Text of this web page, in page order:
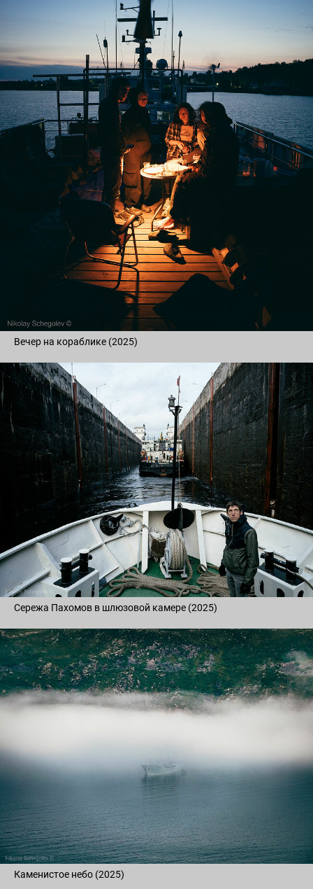
Вечер на кораблике (2025)
Сережа Пахомов в шлюзовой камере (2025)
Каменистое небо (2025)